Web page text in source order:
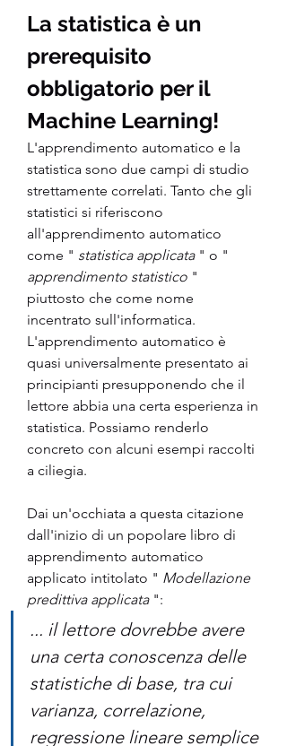
La statistica è un
prerequisito
obbligatorio per il
Machine Learning!
L'apprendimento automatico e la
statistica sono due campi di studio
strettamente correlati. Tanto che gli
statistici si riferiscono
all'apprendimento automatico
come " statistica applicata " o "
apprendimento statistico "
piuttosto che come nome
incentrato sull'informatica.
L'apprendimento automatico è
quasi universalmente presentato ai
principianti presupponendo che il
lettore abbia una certa esperienza in
statistica. Possiamo renderlo
concreto con alcuni esempi raccolti
a ciliegia.
Dai un'occhiata a questa citazione
dall'inizio di un popolare libro di
apprendimento automatico
applicato intitolato " Modellazione
predittiva applicata ":
... il lettore dovrebbe avere
una certa conoscenza delle
statistiche di base, tra cui
varianza, correlazione,
regressione lineare semplice